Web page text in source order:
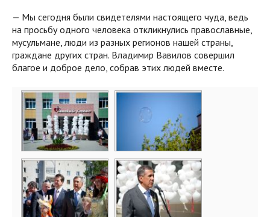
— Мы сегодня были свидетелями настоящего чуда, ведь
на просьбу одного человека откликнулись православные,
мусульмане, люди из разных регионов нашей страны,
граждане других стран. Владимир Вавилов совершил
благое и доброе дело, собрав этих людей вместе.